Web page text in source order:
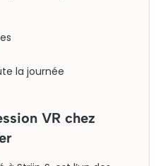
la journée
VR chez